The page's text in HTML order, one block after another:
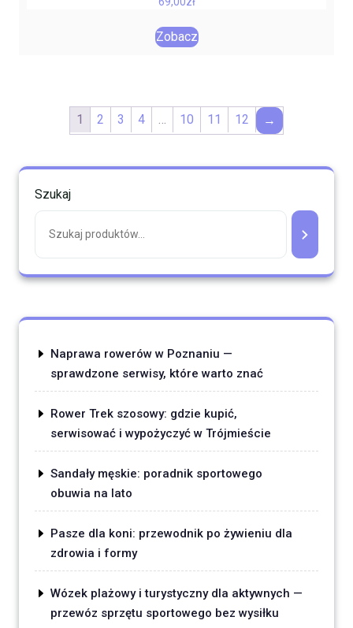
Zobacz
1 2 3 4 … 10 11 12 →
Szukaj
Naprawa rowerów w Poznaniu —
sprawdzone serwisy, które warto znać
Rower Trek szosowy: gdzie kupić,
serwisować i wypożyczyć w Trójmieście
Sandały męskie: poradnik sportowego
obuwia na lato
Pasze dla koni: przewodnik po żywieniu dla
zdrowia i formy
Wózek plażowy i turystyczny dla aktywnych —
przewóz sprzętu sportowego bez wysiłku